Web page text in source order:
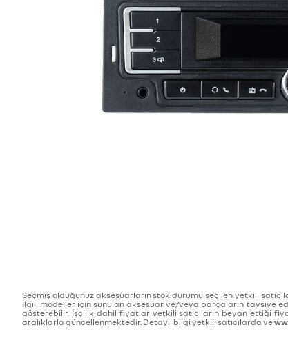
Seçmiş olduğunuz aksesuarların stok durumu seçilen yetkili
İlgili modeller için sunulan aksesuar ve/veya parçaların tavsiye
gösterebilir. İşçilik dahil fiyatlar yetkili satıcıların beyan ettiği
aralıklarla güncellenmektedir. Detaylı bilgi yetkili satıcılarda ve